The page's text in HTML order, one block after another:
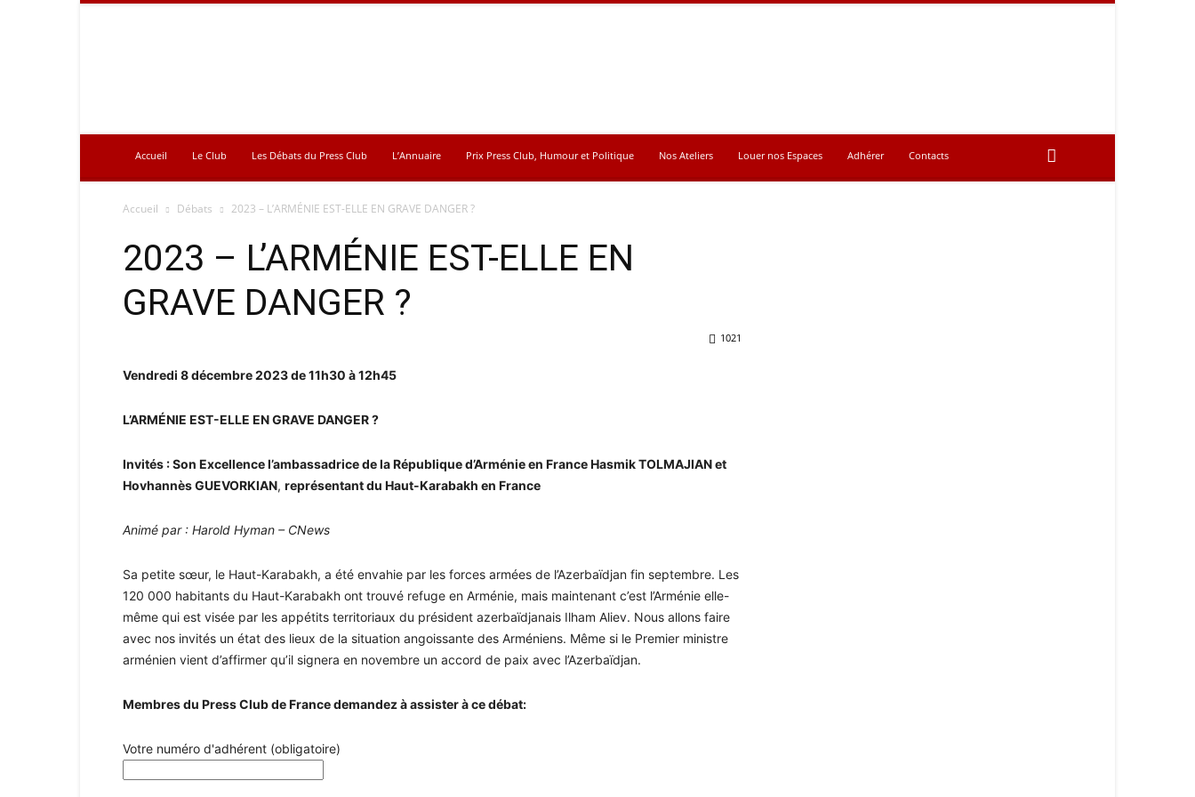
Accueil Le Club Les Débats du Press Club L’Annuaire Prix Press Club, Humour et Politique Nos Ateliers Louer nos Espaces Adhérer Contacts
Accueil Débats 2023 – L’ARMÉNIE EST-ELLE EN GRAVE DANGER ?
2023 – L’ARMÉNIE EST-ELLE EN
GRAVE DANGER ?
1021
Vendredi 8 décembre 2023 de 11h30 à 12h45
L’ARMÉNIE EST-ELLE EN GRAVE DANGER ?
Invités : Son Excellence l’ambassadrice de la République d’Arménie en France Hasmik TOLMAJIAN et
Hovhannès GUEVORKIAN, représentant du Haut-Karabakh en France
Animé par : Harold Hyman – CNews
Sa petite sœur, le Haut-Karabakh, a été envahie par les forces armées de l’Azerbaïdjan fin septembre. Les
120 000 habitants du Haut-Karabakh ont trouvé refuge en Arménie, mais maintenant c’est l’Arménie elle-
même qui est visée par les appétits territoriaux du président azerbaïdjanais Ilham Aliev. Nous allons faire
avec nos invités un état des lieux de la situation angoissante des Arméniens. Même si le Premier ministre
arménien vient d’affirmer qu’il signera en novembre un accord de paix avec l’Azerbaïdjan.
Membres du Press Club de France demandez à assister à ce débat:
Votre numéro d'adhérent (obligatoire)